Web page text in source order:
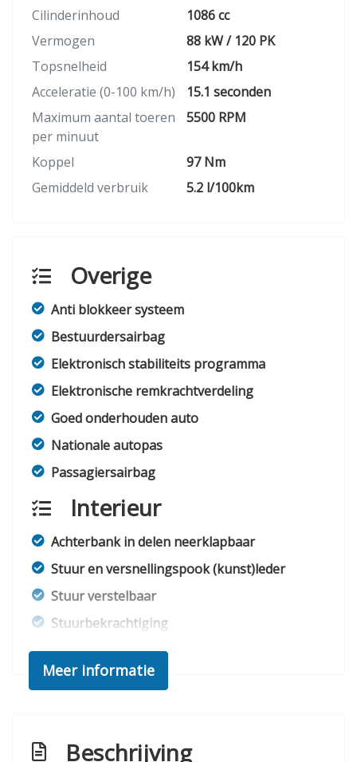
Cilinderinhoud
1086 cc
Vermogen
88 kW / 120 PK
Topsnelheid
154 km/h
Acceleratie (0-100 km/h)
15.1 seconden
Maximum aantal toeren
per minuut
5500 RPM
Koppel
97 Nm
Gemiddeld verbruik
5.2 l/100km
Overige
Anti blokkeer systeem
Bestuurdersairbag
Elektronisch stabiliteits programma
Elektronische remkrachtverdeling
Goed onderhouden auto
Nationale autopas
Passagiersairbag
Interieur
Achterbank in delen neerklapbaar
Stuur en versnellingspook (kunst)leder
Stuur verstelbaar
Stuurbekrachtiging
Toerenteller
Exterieur
Lichtmetalen velgen 14"
Meer informatie
Beschrijving